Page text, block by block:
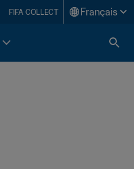
FIFA COLLECT Français